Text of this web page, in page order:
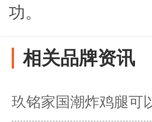
功。
相关品牌资讯
玖铭家国潮炸鸡腿可